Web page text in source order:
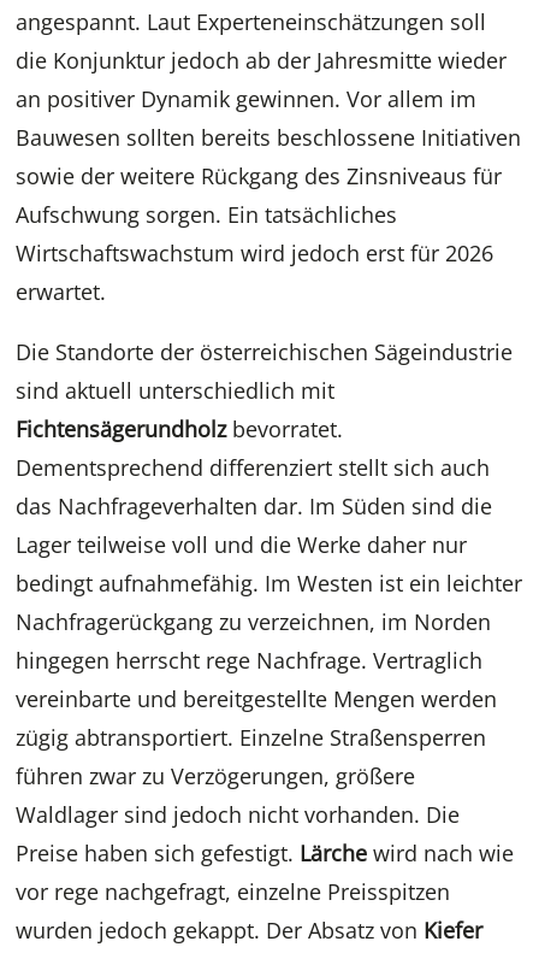
angespannt. Laut Experteneinschätzungen soll
die Konjunktur jedoch ab der Jahresmitte wieder
an positiver Dynamik gewinnen. Vor allem im
Bauwesen sollten bereits beschlossene Initiativen
sowie der weitere Rückgang des Zinsniveaus für
Aufschwung sorgen. Ein tatsächliches
Wirtschaftswachstum wird jedoch erst für 2026
erwartet.
Die Standorte der österreichischen Sägeindustrie
sind aktuell unterschiedlich mit
Fichtensägerundholzbevorratet.
Dementsprechend differenziert stellt sich auch
das Nachfrageverhalten dar. Im Süden sind die
Lager teilweise voll und die Werke daher nur
bedingt aufnahmefähig. Im Westen ist ein leichter
Nachfragerückgang zu verzeichnen, im Norden
hingegen herrscht rege Nachfrage. Vertraglich
vereinbarte und bereitgestellte Mengen werden
zügig abtransportiert. Einzelne Straßensperren
führen zwar zu Verzögerungen, größere
Waldlager sind jedoch nicht vorhanden. Die
Preise haben sich gefestigt. Lärche wird nach wie
vor rege nachgefragt, einzelne Preisspitzen
wurden jedoch gekappt. Der Absatz von Kiefer